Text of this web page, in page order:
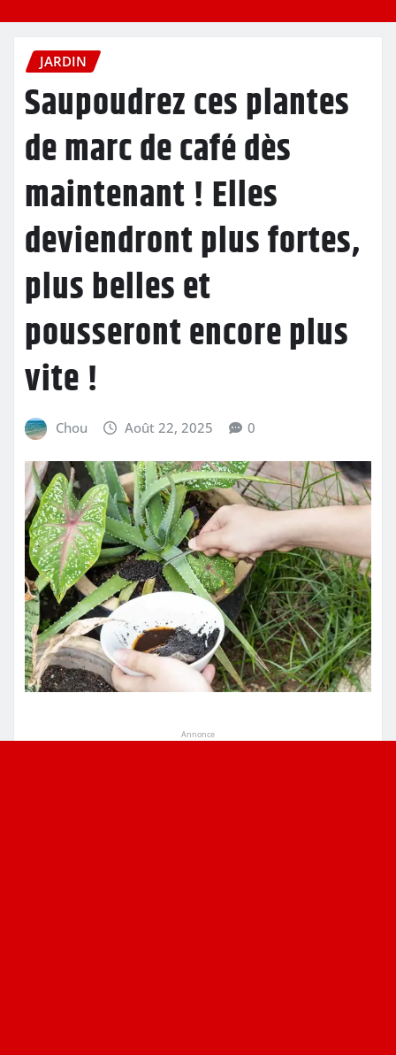
JARDIN
Saupoudrez ces plantes
de marc de café dès
maintenant ! Elles
deviendront plus fortes,
plus belles et
pousseront encore plus
vite !
Chou Août 22, 2025 0
Annonce